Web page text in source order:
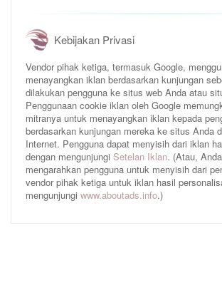
Kebijakan Privasi
Vendor pihak ketiga, termasuk Google,
menayangkan iklan berdasarkan kunjungan
dilakukan pengguna ke situs web Anda atau
Penggunaan cookie iklan oleh Google
mitranya untuk menayangkan iklan kepada
berdasarkan kunjungan mereka ke situs Anda
Internet. Pengguna dapat menyisih dari iklan
dengan mengunjungi Setelan Iklan. (Atau,
mengarahkan pengguna untuk menyisih dari
vendor pihak ketiga untuk iklan hasil
mengunjungi www.aboutads.info.)